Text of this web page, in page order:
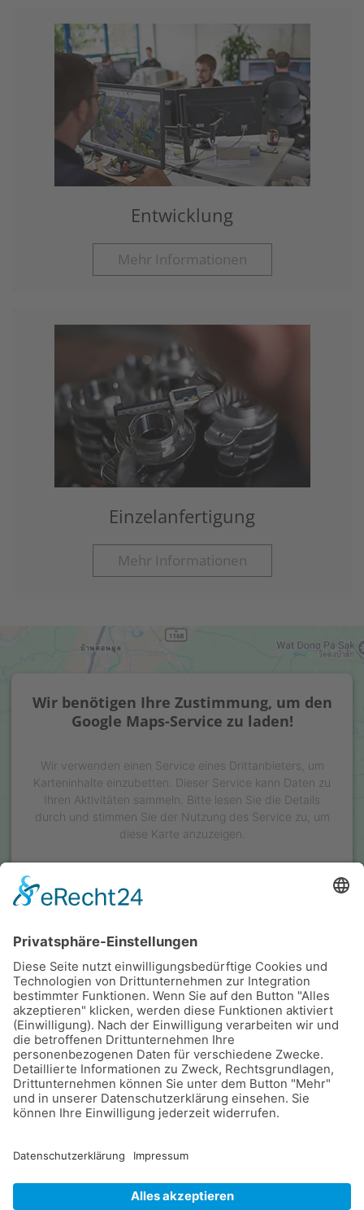
Entwicklung
Mehr Informationen
Einzelanfertigung
Mehr Informationen
Wir benötigen Ihre Zustimmung, um den
Google Maps-Service zu laden!
Wir verwenden einen Service eines Drittanbieters, um
Karteninhalte einzubetten. Dieser Service kann Daten zu
Ihren Aktivitäten sammeln. Bitte lesen Sie die Details
durch und stimmen Sie der Nutzung des Service zu, um
diese Karte anzuzeigen.
powered by Usercentrics Consent Management Platform
QsQ | Inhaber: Christof Brockers
kontakt@qsq.de
+49 (0)24 31 / 94 84 58-0